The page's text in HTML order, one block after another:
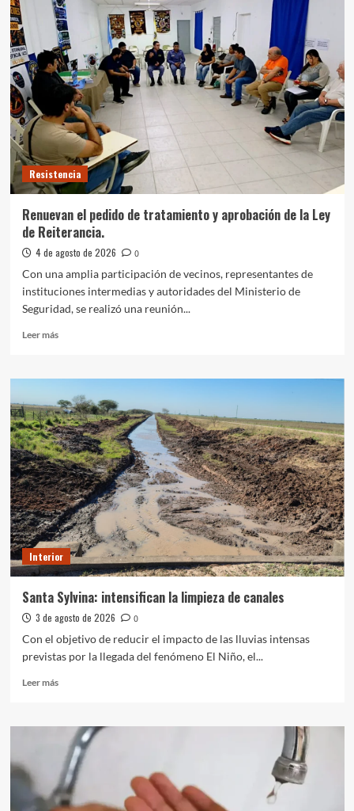
abre
las
inscripciones
para
el
sorteo
viviendas
en
Puerto
Tirol
Resistencia
Renuevan el pedido de tratamiento y aprobación de la Ley
de Reiterancia.
4 de agosto de 2026
0
Con una amplia participación de vecinos, representantes de
instituciones intermedias y autoridades del Ministerio de
Seguridad, se realizó una reunión...
Leer másLeer
Renuevan
pedido
de
tratamiento
y
aprobación
de
la
Ley
de
Reiterancia.
Interior
Santa Sylvina: intensifican la limpieza de canales
3 de agosto de 2026
0
Con el objetivo de reducir el impacto de las lluvias intensas
previstas por la llegada del fenómeno El Niño, el...
Leer másLeer
Santa
Sylvina:
intensifican
la
limpieza
de